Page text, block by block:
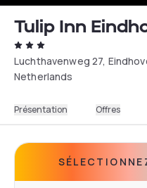
Tulip Inn
Luchthavenweg 27,
Netherlands
Présentation Offres